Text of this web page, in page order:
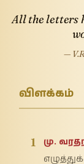
All the letters
—
விளக்கம்
1
மு.